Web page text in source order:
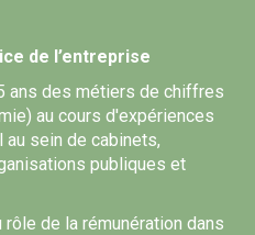
de l’entreprise
ans des métiers de chiffres
au cours d'expériences
sein de cabinets,
publiques et
rôle de la rémunération dans